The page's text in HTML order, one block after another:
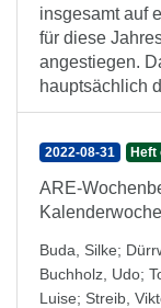
insgesamt auf
für diese
angestiegen.
hauptsächlich
2022-08-31 Heft
ARE-
Buda, Silke;
Buchholz, Udo;
Luise; Streib,